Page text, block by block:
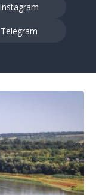
Instagram
Telegram